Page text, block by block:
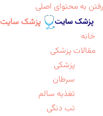
رفتن به محتوای اصلی
پزشک سایت
خانه
مقالات پزشکی
پزشکی
سرطان
تغذیه سالم
تب دنگی